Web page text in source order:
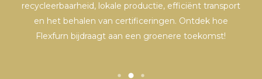
recycleerbaarheid, lokale productie, efficiënt transport
en het behalen van certificeringen. Ontdek hoe
Flexfurn bijdraagt aan een groenere toekomst!